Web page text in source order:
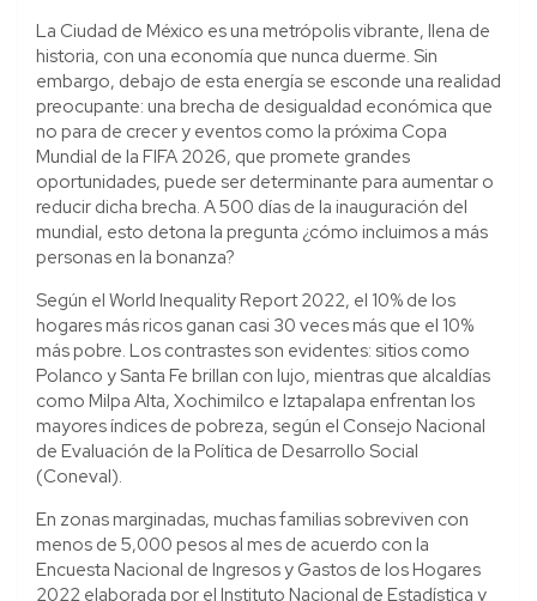
La Ciudad de México es una metrópolis vibrante, llena de
historia, con una economía que nunca duerme. Sin
embargo, debajo de esta energía se esconde una realidad
preocupante: una brecha de desigualdad económica que
no para de crecer y eventos como la próxima Copa
Mundial de la FIFA 2026, que promete grandes
oportunidades, puede ser determinante para aumentar o
reducir dicha brecha. A 500 días de la inauguración del
mundial, esto detona la pregunta ¿cómo incluimos a más
personas en la bonanza?
Según el World Inequality Report 2022, el 10% de los
hogares más ricos ganan casi 30 veces más que el 10%
más pobre. Los contrastes son evidentes: sitios como
Polanco y Santa Fe brillan con lujo, mientras que alcaldías
como Milpa Alta, Xochimilco e Iztapalapa enfrentan los
mayores índices de pobreza, según el Consejo Nacional
de Evaluación de la Política de Desarrollo Social
(Coneval).
En zonas marginadas, muchas familias sobreviven con
menos de 5,000 pesos al mes de acuerdo con la
Encuesta Nacional de Ingresos y Gastos de los Hogares
2022 elaborada por el Instituto Nacional de Estadística y